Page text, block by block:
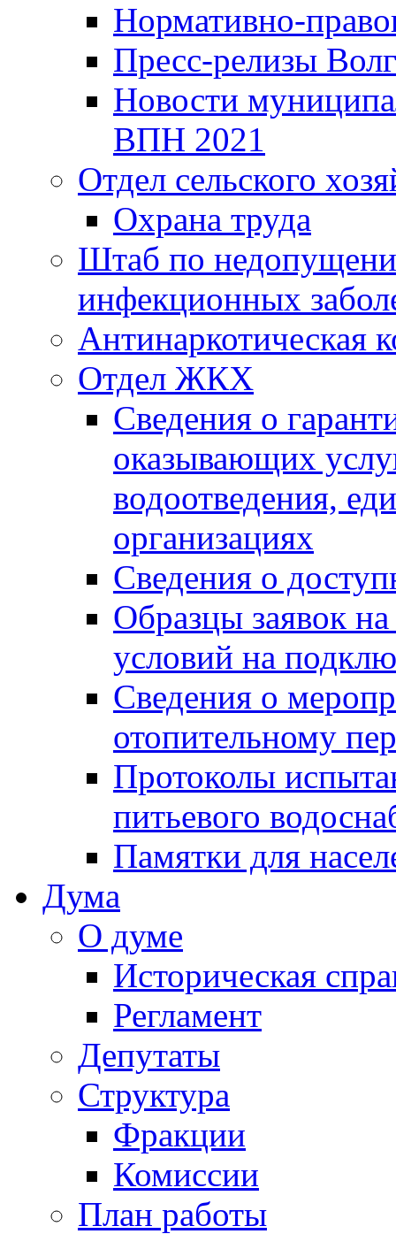
Нормативно-
Пресс-релизы
Новости
ВПН 2021
Отдел сельского
Охрана труда
Штаб по
инфекционных
Антинаркотическая
Отдел ЖКХ
Сведения о
оказывающих
водоотведения,
организациях
Сведения о
Образцы заявок
условий на
Сведения о
отопительному
Протоколы
питьевого
Памятки для
Дума
О думе
Историческая
Регламент
Депутаты
Структура
Фракции
Комиссии
План работы